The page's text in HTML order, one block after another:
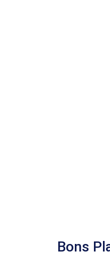
Bons